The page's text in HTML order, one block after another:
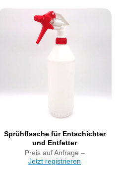
Sprühflasche für Entschichter
und Entfetter
Preis auf Anfrage –
Jetzt registrieren